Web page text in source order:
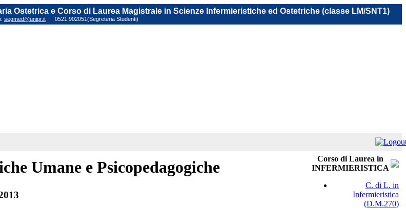
Ostetrica e Corso di Laurea Magistrale in Scienze Infermieristiche ed Ostetriche (classe LM/SNT1)
segmed@unipr.it 0521 902051(Segreteria Studenti)
Umane e Psicopedagogiche
Corso di Laurea in
INFERMIERISTICA
C. di L. in
Infermieristica
(D.M.270)